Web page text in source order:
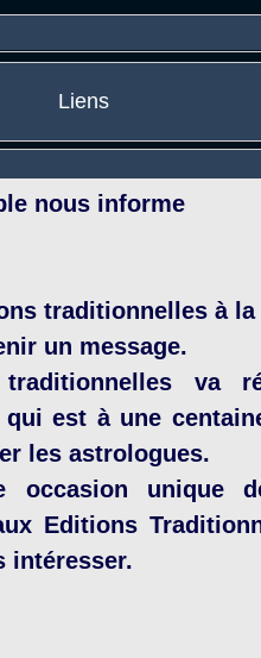
Liens
nous informe
traditionnelles à la
un message.
va
est à une
les astrologues.
unique
Editions
intéresser.